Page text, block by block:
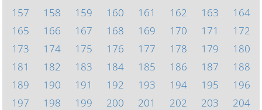
157
158 159 160 161 162 163
164
165
166 167 168 169 170 171
172
173
174 175 176 177 178 179
180
181
182 183 184 185 186 187
188
189
190 191 192 193 194 195
196
197
198 199 200 201 202 203
204